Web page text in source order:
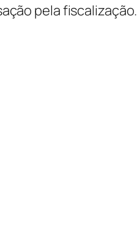
pela fiscalização.